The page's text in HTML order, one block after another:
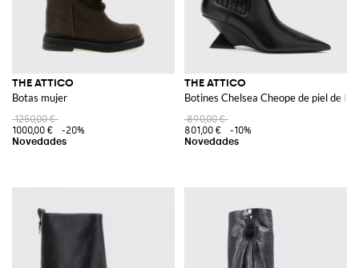
THE ATTICO
Botas mujer
1250,00 €
1000,00 €
-20%
THE ATTICO
Botines Chelsea Cheope de piel de
890,00 €
801,00 €
-10%